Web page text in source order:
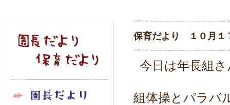
保育だより １０月１
今日は年長組
組体操とパラバ